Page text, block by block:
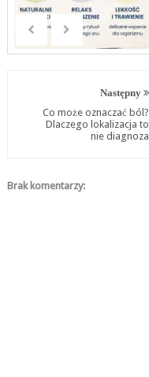
Następny
Co może oznaczać ból?
Dlaczego lokalizacja to
nie diagnoza
Brak komentarzy: